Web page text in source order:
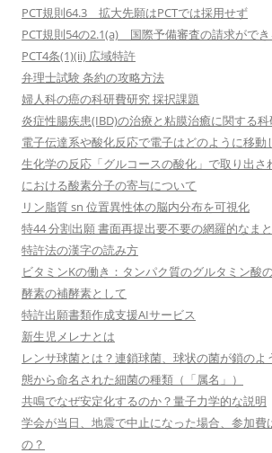
PCT規則64.3 拡大先願はPCTでは採用せず
PCT規則54の2.1(a) 国際予備審査の請求がで
PCT4条(1)(ii) 広域特許
弁理士試験 条約の攻略方法
婦人科の癌の科研費研究 採択課題
炎症性腸疾患(IBD)の治療と粘膜治癒に関する
電子伝達系や酸化反応で電子はどのように移動
生化学の反応「グルコースの酸化」で取り出さ
における酸素分子の寄与について
リン脂質 sn 位置異性体の脳内分布を可視化
特44 分割出願 書面再提出要不要の網羅的なま
特許法の漢字の読み方
ビタミンKの働き：タンパク質のグルタミン酸
酵素の補酵素として
特許出願書類作成支援AIサービス
新生児メレナとは
レンサ球菌とは？連鎖球菌、球状の菌が鎖の
態から命名された細菌の種類（「属名」）
共鳴でなぜ安定化するのか？量子力学的な説明
学会が当日、地震で中止になった場合、参加費
の？